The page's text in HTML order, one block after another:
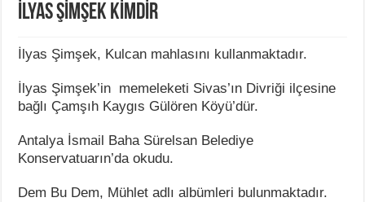
İLYAS ŞİMŞEK KİMDİR
İlyas Şimşek, Kulcan mahlasını kullanmaktadır.
İlyas Şimşek’in memeleketi Sivas’ın Divriği ilçesine
bağlı Çamşıh Kaygıs Gülören Köyü’dür.
Antalya İsmail Baha Sürelsan Belediye
Konservatuarın’da okudu.
Dem Bu Dem, Mühlet adlı albümleri bulunmaktadır.